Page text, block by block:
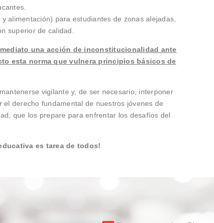
alimentación) para estudiantes de zonas alejadas,
superior de calidad.
una acción de inconstitucionalidad ante
esta norma que vulnera principios básicos de
vigilante y, de ser necesario, interponer
derecho fundamental de nuestros jóvenes de
que los prepare para enfrentar los desafíos del
es tarea de todos!